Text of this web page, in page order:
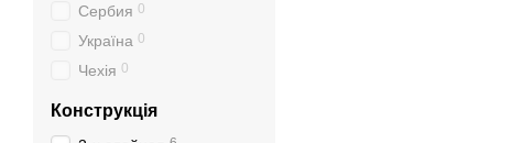
Cербия 0
Україна 0
Чехія 0
Конструкція